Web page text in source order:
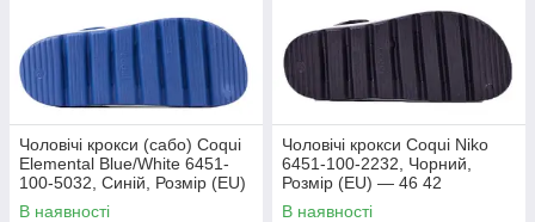
Чоловічі крокси (сабо) Coqui
Elemental Blue/White 6451-
100-5032, Синій, Розмір (EU)
— 44 43
В наявності
Чоловічі крокси Coqui Niko
6451-100-2232, Чорний,
Розмір (EU) — 46 42
В наявності